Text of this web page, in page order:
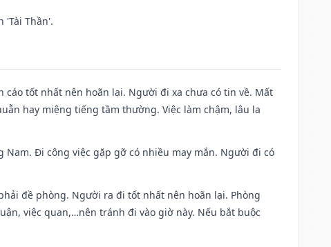
'Tài Thần'.
tốt nhất nên hoãn lại. Người đi xa chưa có tin về. Mất
hay miệng tiếng tầm thường. Việc làm chậm, lâu la
Đi công việc gặp gỡ có nhiều may mắn. Người đi có
đề phòng. Người ra đi tốt nhất nên hoãn lại. Phòng
việc quan,…nên tránh đi vào giờ này. Nếu bắt buộc